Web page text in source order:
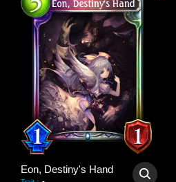
Eon, Destiny's Hand